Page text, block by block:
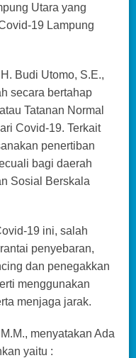
Utara yang
19 Lampung
Budi Utomo, S.E.,
secara bertahap
Tatanan Normal
Covid-19. Terkait
penertiban
bagi daerah
Sosial Berskala
19 ini, salah
penyebaran,
dan penegakkan
menggunakan
menjaga jarak.
menyatakan Ada
yaitu :